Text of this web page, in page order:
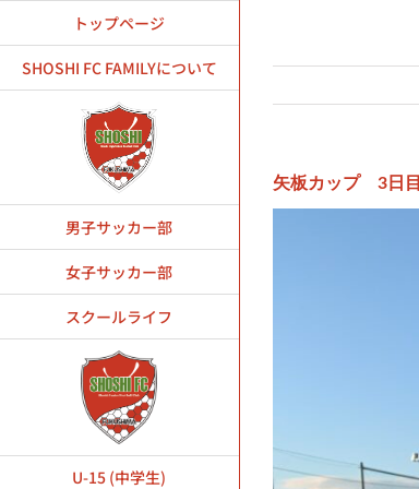
トップページ
SHOSHI FC FAMILYについて
男子サッカー部
女子サッカー部
スクールライフ
U-15 (中学生)
矢板カップ 3日目